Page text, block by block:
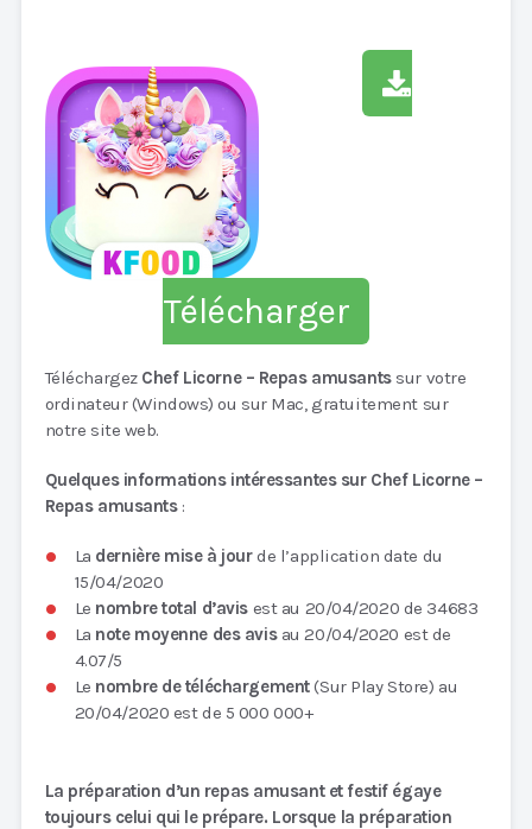
Télécharger
Téléchargez Chef Licorne – Repas amusantssur votre
ordinateur (Windows) ou sur Mac, gratuitement sur
notre site web.
Quelques informations intéressantes sur Chef Licorne –
Repas amusants:
La dernière mise à jourde l’application date du
15/04/2020
Le nombre total d’avis est au 20/04/2020 de 34683
La note moyenne des avisau 20/04/2020 est de
4.07/5
Le nombre de téléchargement(Sur Play Store) au
20/04/2020 est de 5 000 000+
La préparation d’un repas amusant et festif égaye
toujours celui qui le prépare. Lorsque la préparation